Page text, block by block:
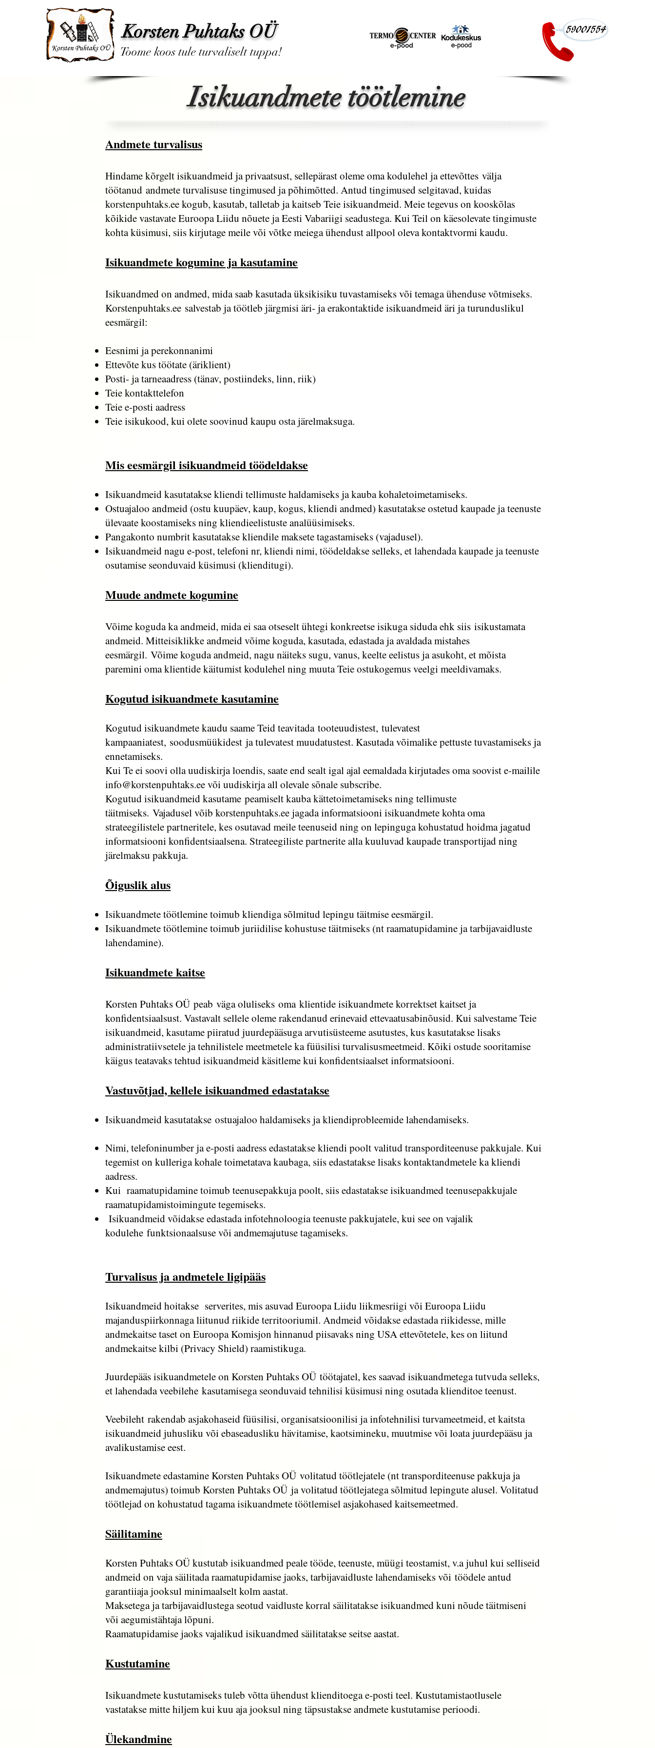
Korsten Puhtaks OÜ
Toome koos tule turvaliselt tuppa!
Isikuandmete töötlemine
Andmete turvalisus
Hindame kõrgelt isikuandmeid ja privaatsust, sellepärast oleme oma kodulehel ja ettevõttes välja
töötanud andmete turvalisuse tingimused ja põhimõtted. Antud tingimused selgitavad, kuidas
korstenpuhtaks.ee kogub, kasutab, talletab ja kaitseb Teie isikuandmeid. Meie tegevus on kooskõlas
kõikide vastavate Euroopa Liidu nõuete ja Eesti Vabariigi seadustega. Kui Teil on käesolevate tingimuste
kohta küsimusi, siis kirjutage meile või võtke meiega ühendust allpool oleva kontaktvormi kaudu.
Isikuandmete kogumine ja kasutamine
Isikuandmed on andmed, mida saab kasutada üksikisiku tuvastamiseks või temaga ühenduse võtmiseks.
Korstenpuhtaks.ee salvestab ja töötleb järgmisi äri- ja erakontaktide isikuandmeid äri ja turunduslikul
eesmärgil:
Eesnimi ja perekonnanimi
Ettevõte kus töötate (äriklient)
Posti- ja tarneaadress (tänav, postiindeks, linn, riik)
Teie kontakttelefon
Teie e-posti aadress
Teie isikukood, kui olete soovinud kaupu osta järelmaksuga.
Mis eesmärgil isikuandmeid töödeldakse
Isikuandmeid kasutatakse kliendi tellimuste haldamiseks ja kauba kohaletoimetamiseks.
Ostuajaloo andmeid (ostu kuupäev, kaup, kogus, kliendi andmed) kasutatakse ostetud kaupade ja teenuste
ülevaate koostamiseks ning kliendieelistuste analüüsimiseks.
Pangakonto numbrit kasutatakse kliendile maksete tagastamiseks (vajadusel).
Isikuandmeid nagu e-post, telefoni nr, kliendi nimi, töödeldakse selleks, et lahendada kaupade ja teenuste
osutamise seonduvaid küsimusi (klienditugi).
Muude andmete kogumine
Võime koguda ka andmeid, mida ei saa otseselt ühtegi konkreetse isikuga siduda ehk siis isikustamata
andmeid. Mitteisiklikke andmeid võime koguda, kasutada, edastada ja avaldada mistahes
eesmärgil. Võime koguda andmeid, nagu näiteks sugu, vanus, keelte eelistus ja asukoht, et mõista
paremini oma klientide käitumist kodulehel ning muuta Teie ostukogemus veelgi meeldivamaks.
Kogutud isikuandmete kasutamine
Kogutud isikuandmete kaudu saame Teid teavitada tooteuudistest, tulevatest
kampaaniatest, soodusmüükidest ja tulevatest muudatustest. Kasutada võimalike pettuste tuvastamiseks ja
ennetamiseks.
Kui Te ei soovi olla uudiskirja loendis, saate end sealt igal ajal eemaldada kirjutades oma soovist e-mailile
info@korstenpuhtaks.eevõi uudiskirja all olevale sõnale subscribe.
Kogutud isikuandmeid kasutame peamiselt kauba kättetoimetamiseks ning tellimuste
täitmiseks. Vajadusel võib korstenpuhtaks.ee jagada informatsiooni isikuandmete kohta oma
strateegilistele partneritele, kes osutavad meile teenuseid ning on lepinguga kohustatud hoidma jagatud
informatsiooni konfidentsiaalsena. Strateegiliste partnerite alla kuuluvad kaupade transportijad ning
järelmaksu pakkuja.
Õiguslik alus
Isikuandmete töötlemine toimub kliendiga sõlmitud lepingu täitmise eesmärgil.
Isikuandmete töötlemine toimub juriidilise kohustuse täitmiseks (nt raamatupidamine ja tarbijavaidluste
lahendamine).
Isikuandmete kaitse
Korsten Puhtaks OÜ peab väga oluliseks oma klientide isikuandmete korrektset kaitset ja
konfidentsiaalsust. Vastavalt sellele oleme rakendanud erinevaid ettevaatusabinõusid. Kui salvestame Teie
isikuandmeid, kasutame piiratud juurdepääsuga arvutisüsteeme asutustes, kus kasutatakse lisaks
administratiivsetele ja tehnilistele meetmetele ka füüsilisi turvalisusmeetmeid. Kõiki ostude sooritamise
käigus teatavaks tehtud isikuandmeid käsitleme kui konfidentsiaalset informatsiooni.
Vastuvõtjad, kellele isikuandmed edastatakse
Isikuandmeid kasutatakse ostuajaloo haldamiseks ja kliendiprobleemide lahendamiseks.
Nimi, telefoninumber ja e-posti aadress edastatakse kliendi poolt valitud transporditeenuse pakkujale. Kui
tegemist on kulleriga kohale toimetatava kaubaga, siis edastatakse lisaks kontaktandmetele ka kliendi
aadress.
Kui raamatupidamine toimub teenusepakkuja poolt, siis edastatakse isikuandmed teenusepakkujale
raamatupidamistoimingute tegemiseks.
Isikuandmeid võidakse edastada infotehnoloogia teenuste pakkujatele, kui see on vajalik
kodulehe funktsionaalsuse või andmemajutuse tagamiseks.
Turvalisus ja andmetele ligipääs
Isikuandmeid hoitakse serverites, mis asuvad Euroopa Liidu liikmesriigi või Euroopa Liidu
majanduspiirkonnaga liitunud riikide territooriumil. Andmeid võidakse edastada riikidesse, mille
andmekaitse taset on Euroopa Komisjon hinnanud piisavaks ning USA ettevõtetele, kes on liitund
andmekaitse kilbi (Privacy Shield) raamistikuga.
Juurdepääs isikuandmetele on Korsten Puhtaks OÜ töötajatel, kes saavad isikuandmetega tutvuda selleks,
et lahendada veebilehe kasutamisega seonduvaid tehnilisi küsimusi ning osutada klienditoe teenust.
Veebileht rakendab asjakohaseid füüsilisi, organisatsioonilisi ja infotehnilisi turvameetmeid, et kaitsta
isikuandmeid juhusliku või ebaseadusliku hävitamise, kaotsimineku, muutmise või loata juurdepääsu ja
avalikustamise eest.
Isikuandmete edastamine Korsten Puhtaks OÜ volitatud töötlejatele (nt transporditeenuse pakkuja ja
andmemajutus) toimub Korsten Puhtaks OÜ ja volitatud töötlejatega sõlmitud lepingute alusel. Volitatud
töötlejad on kohustatud tagama isikuandmete töötlemisel asjakohased kaitsemeetmed.
Säilitamine
Korsten Puhtaks OÜ kustutab isikuandmed peale tööde, teenuste, müügi teostamist, v.a juhul kui selliseid
andmeid on vaja säilitada raamatupidamise jaoks, tarbijavaidluste lahendamiseks või töödele antud
garantiiaja jooksul minimaalselt kolm aastat.
Maksetega ja tarbijavaidlustega seotud vaidluste korral säilitatakse isikuandmed kuni nõude täitmiseni
või aegumistähtaja lõpuni.
Raamatupidamise jaoks vajalikud isikuandmed säilitatakse seitse aastat.
Kustutamine
Isikuandmete kustutamiseks tuleb võtta ühendust klienditoega e-posti teel. Kustutamistaotlusele
vastatakse mitte hiljem kui kuu aja jooksul ning täpsustakse andmete kustutamise perioodi.
Ülekandmine